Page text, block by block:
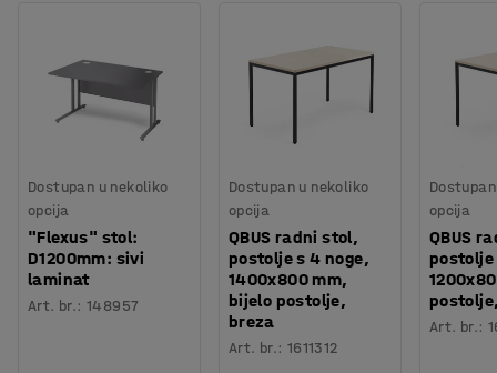
Dostupan u nekoliko
opcija
"Flexus" stol:
D1200mm: sivi
laminat
Art. br.:148957
Dostupan u nekoliko
opcija
QBUS radni stol,
postolje s 4 noge,
1400x800 mm,
bijelo postolje,
breza
Art. br.: 1611312
opcija
QBUS
postolje
Art. br.: